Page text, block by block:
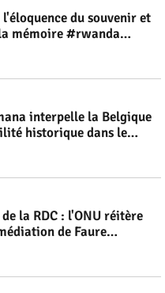
du souvenir et
mémoire #rwanda
interpelle la Belgique
historique dans le
#RwOT
la RDC : l'ONU réitère
de Faure
#RwOT